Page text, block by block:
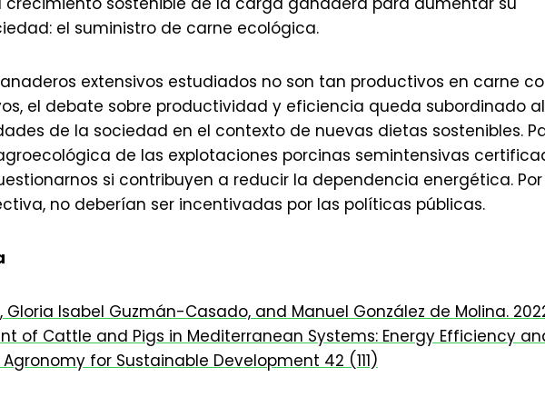
el suministro de carne ecológica.
extensivos estudiados no son tan productivos en carne
el debate sobre productividad y eficiencia queda subordinado al
de la sociedad en el contexto de nuevas dietas sostenibles.
de las explotaciones porcinas semintensivas
si contribuyen a reducir la dependencia energética.
no deberían ser incentivadas por las políticas públicas.
Gloria Isabel Guzmán-Casado, and Manuel González de Molina.
of Cattle and Pigs in Mediterranean Systems: Energy Efficiency
Agronomy for Sustainable Development 42 (111)